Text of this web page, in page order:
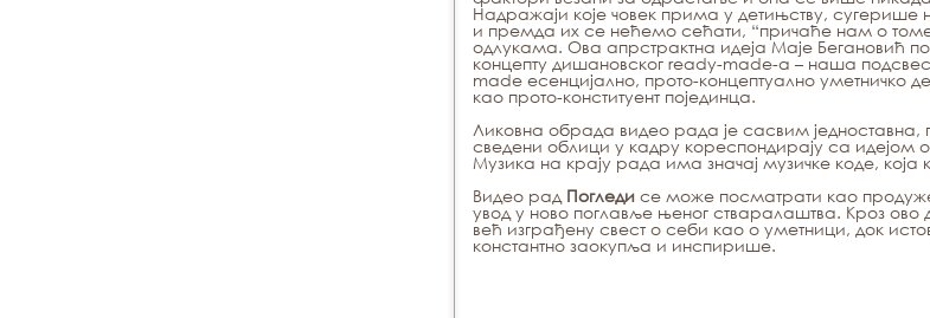
Надражаји које човек прима у детињству,
и премда их се нећемо сећати, “причаће нам о
одлукама. Ова апрстрактна идеја Маје
концепту дишановског ready-made-a – наша
made есенцијално, прото-концептуално
као прото-конституент појединца.
Ликовна обрада видео рада је сасвим једноставна,
сведени облици у кадру кореспондирају са идејом
Музика на крају рада има значај музичке коде,
Видео рад Погледисе може посматрати као
увод у ново поглавље њеног стваралаштва. Кроз
већ изграђену свест о себи као о уметници, док
константно заокупља и инспирише.